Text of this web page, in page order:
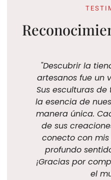
"Descubrir la
artesanos fue un
Sus esculturas
la esencia de
manera única.
de sus
conecto con
profundo
¡Gracias por
el